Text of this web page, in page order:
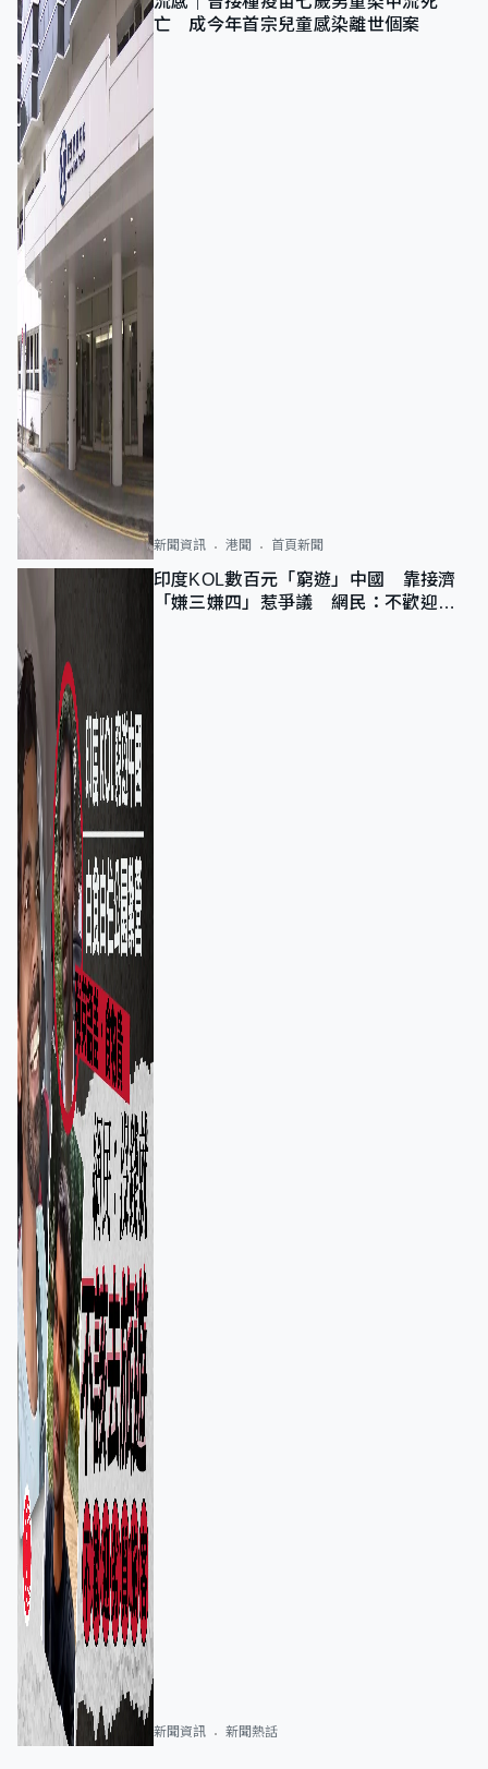
亡 成今年首宗兒童感染離世個案
新聞資訊 港聞 首頁新聞
印度KOL數百元「窮遊」中國 靠接濟
「嫌三嫌四」惹爭議 網民：不歡迎劣
新聞資訊 新聞熱話